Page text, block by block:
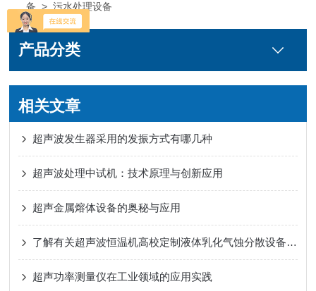
备 >污水处理设备
产品分类
相关文章
超声波发生器采用的发振方式有哪几种
超声波处理中试机：技术原理与创新应用
超声金属熔体设备的奥秘与应用
了解有关超声波恒温机高校定制液体乳化气蚀分散设备的知识
超声功率测量仪在工业领域的应用实践